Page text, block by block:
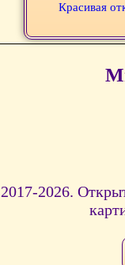
Красивая
2017-2026.